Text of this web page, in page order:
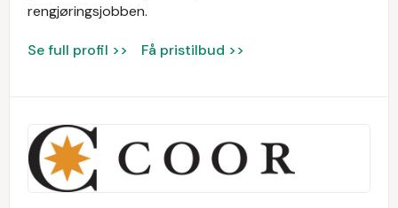
rengjøringsjobben.
Se full profil >> Få pristilbud >>